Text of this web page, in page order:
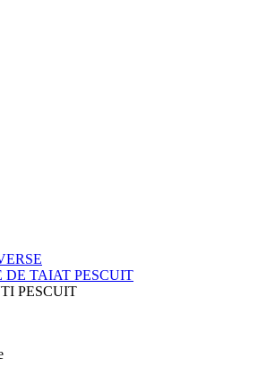
DE TAIAT PESCUIT
PESCUIT